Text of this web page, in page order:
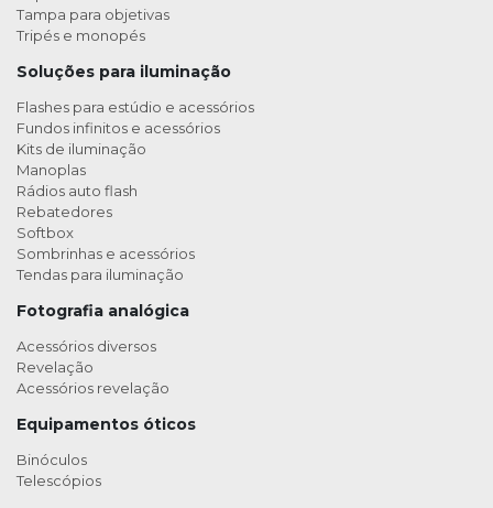
Tampa para objetivas
Tripés e monopés
Soluções para iluminação
Flashes para estúdio e acessórios
Fundos infinitos e acessórios
Kits de iluminação
Manoplas
Rádios auto flash
Rebatedores
Softbox
Sombrinhas e acessórios
Tendas para iluminação
Fotografia analógica
Acessórios diversos
Revelação
Acessórios revelação
Equipamentos óticos
Binóculos
Telescópios